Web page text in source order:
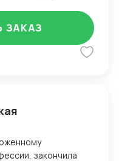
ЗАКАЗ
закончила